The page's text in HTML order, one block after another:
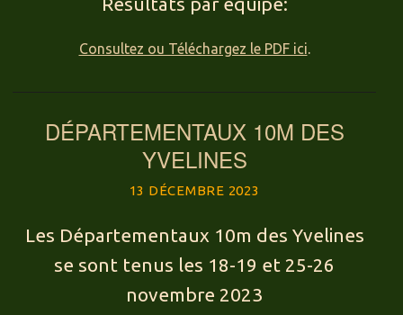
Consultez ou Téléchargez le PDF ici.
DÉPARTEMENTAUX 10M DES
YVELINES
13 DÉCEMBRE 2023
Les Départementaux 10m des Yvelines
se sont tenus les 18-19 et 25-26
novembre 2023